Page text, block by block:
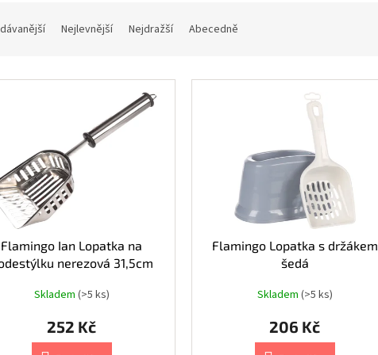
Nejlevnější Nejdražší Abecedně
Flamingo Ian Lopatka na
nerezová 31,5cm
Skladem (>5 ks)
252 Kč
Flamingo Lopatka s držákem
šedá
Skladem (>5 ks)
206 Kč